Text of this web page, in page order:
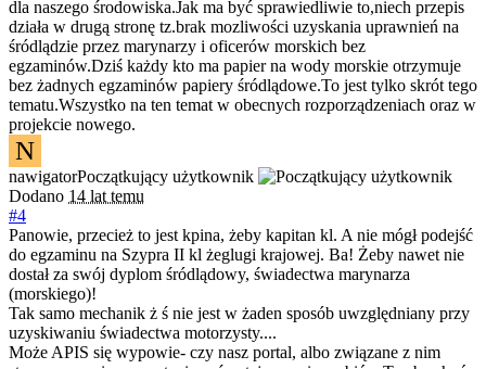
dla naszego środowiska.Jak ma być sprawiedliwie to,niech przepis
działa w drugą stronę tz.brak mozliwości uzyskania uprawnień na
śródlądzie przez marynarzy i oficerów morskich bez
egzaminów.Dziś każdy kto ma papier na wody morskie otrzymuje
bez żadnych egzaminów papiery śródlądowe.To jest tylko skrót tego
tematu.Wszystko na ten temat w obecnych rozporządzeniach oraz w
projekcie nowego.
N
nawigatorPoczątkujący użytkownik
Dodano 14 lat temu
#4
Panowie, przecież to jest kpina, żeby kapitan kl. A nie mógł podejść
do egzaminu na Szypra II kl żeglugi krajowej. Ba! Żeby nawet nie
dostał za swój dyplom śródlądowy, świadectwa marynarza
(morskiego)!
Tak samo mechanik ż ś nie jest w żaden sposób uwzględniany przy
uzyskiwaniu świadectwa motorzysty....
Może APIS się wypowie- czy nasz portal, albo związane z nim